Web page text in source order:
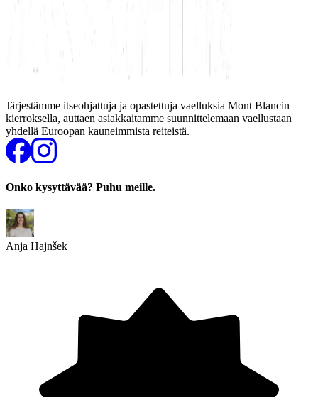
Järjestämme itseohjattuja ja opastettuja vaelluksia Mont Blancin
kierroksella, auttaen asiakkaitamme suunnittelemaan vaellustaan
yhdellä Euroopan kauneimmista reiteistä.
Onko kysyttävää? Puhu meille.
Anja Hajnšek